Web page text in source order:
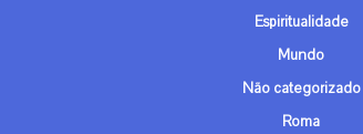
Espiritualidade
Mundo
Não categorizado
Roma